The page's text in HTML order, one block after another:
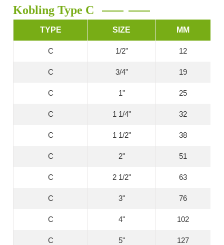
Kobling Type C
TYPE SIZE MM
C 1/2" 12
C 3/4" 19
C 1" 25
C 1 1/4" 32
C 1 1/2" 38
C 2" 51
C 2 1/2" 63
C 3" 76
C 4" 102
C 5" 127